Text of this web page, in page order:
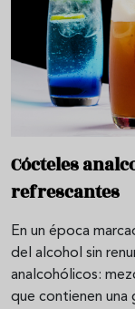
Cócteles
refrescantes
En un época
del alcohol sin
analcohólicos:
que contienen una